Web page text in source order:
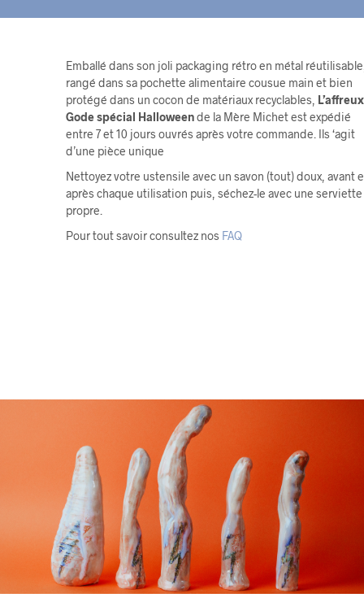
Emballé dans son joli packaging rétro en métal
rangé dans sa pochette alimentaire cousue main et bien
protégé dans un cocon de matériaux recyclables, L’affreux
Gode spécial Halloweende la Mère Michet est expédié
entre 7 et 10 jours ouvrés après votre commande. Ils ‘agit
d’une pièce unique
Nettoyez votre ustensile avec un savon (tout) doux, avant
après chaque utilisation puis, séchez-le avec une serviette
propre.
Pour tout savoir consultez nos FAQ